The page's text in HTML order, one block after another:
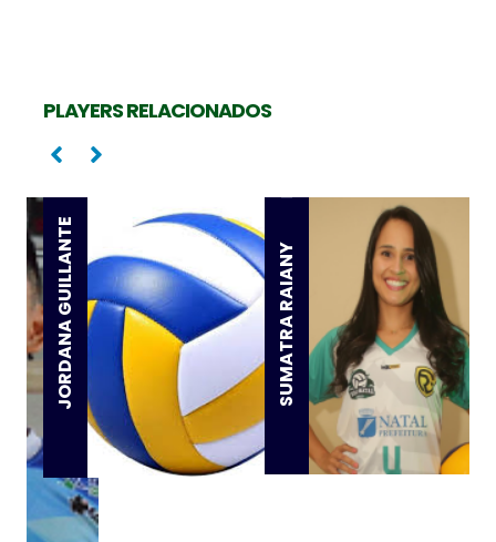
PLAYERS RELACIONADOS
JORDANA GUILLANTE
Oposta
SUMATRA RAIANY